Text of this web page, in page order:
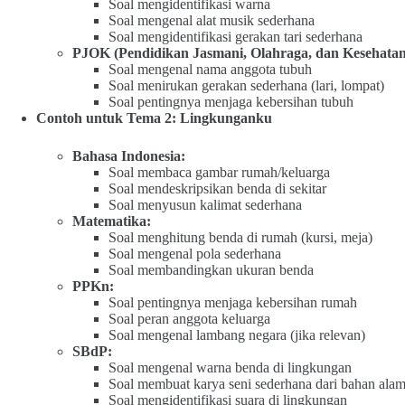
Soal mengidentifikasi warna
Soal mengenal alat musik sederhana
Soal mengidentifikasi gerakan tari sederhana
PJOK (Pendidikan Jasmani, Olahraga, dan
Soal mengenal nama anggota tubuh
Soal menirukan gerakan sederhana (lari, lompat)
Soal pentingnya menjaga kebersihan tubuh
Contoh untuk Tema 2: Lingkunganku
Bahasa Indonesia:
Soal membaca gambar rumah/keluarga
Soal mendeskripsikan benda di sekitar
Soal menyusun kalimat sederhana
Matematika:
Soal menghitung benda di rumah (kursi, meja)
Soal mengenal pola sederhana
Soal membandingkan ukuran benda
PPKn:
Soal pentingnya menjaga kebersihan rumah
Soal peran anggota keluarga
Soal mengenal lambang negara (jika relevan)
SBdP:
Soal mengenal warna benda di lingkungan
Soal membuat karya seni sederhana dari bahan alam
Soal mengidentifikasi suara di lingkungan